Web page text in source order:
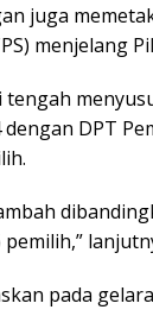
juga
menjelang
tengah
DPT
pada